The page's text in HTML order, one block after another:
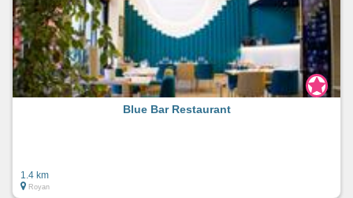
Blue Bar Restaurant
1.4 km
Royan